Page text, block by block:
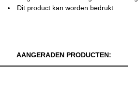
Dit product kan worden bedrukt
AANGERADEN PRODUCTEN: